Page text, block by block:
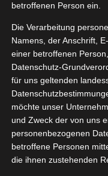
06, 2021
Pflege
Meridol
Juni 6, 2021 |
betroffenen Person ein.
Die Verarbeitung
Namens, der Anschrift,
einer betroffenen
Datenschutz-
für uns geltenden
möchte unser
und Zweck der von uns
personenbezogenen
betroffene Personen
die ihnen zustehenden